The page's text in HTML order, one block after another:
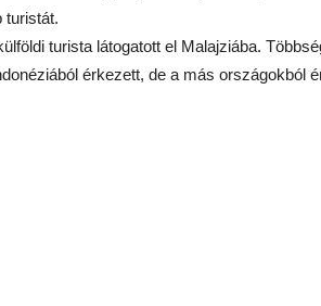
turistát.
turista látogatott el Malajziába.
érkezett, de a más országokból